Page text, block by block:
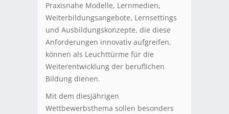
Praxisnahe Modelle, Lernmedien,
Weiterbildungsangebote, Lernsettings
und Ausbildungskonzepte, die diese
Anforderungen innovativ aufgreifen,
können als Leuchttürme für die
Weiterentwicklung der beruflichen
Bildung dienen.
Mit dem diesjährigen
Wettbewerbsthema sollen besonders